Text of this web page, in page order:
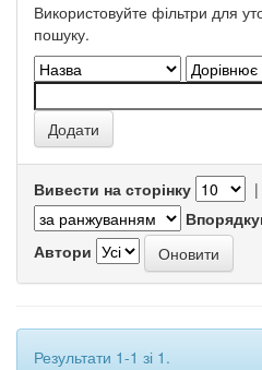
Використовуйте фільтри для
пошуку.
Вивести на сторінку |
Автори
Результати 1-1 зі 1.